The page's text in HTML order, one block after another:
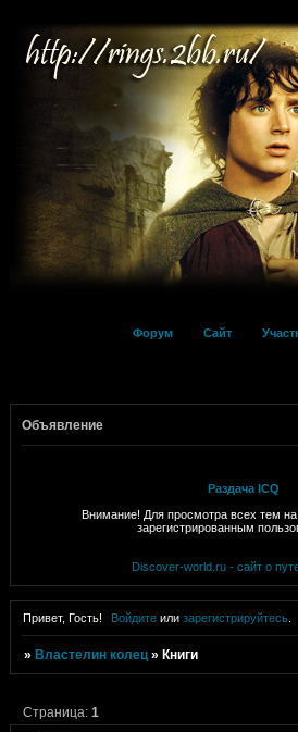
Форум Сайт
Объявление
Раздача ICQ
Внимание! Для просмотра всех тем
зарегистрированным
Discover-world.ru - сайт о
Привет, Гость! Войдите илизарегистрируйтесь
» Властелин колец » Книги
Страница:1